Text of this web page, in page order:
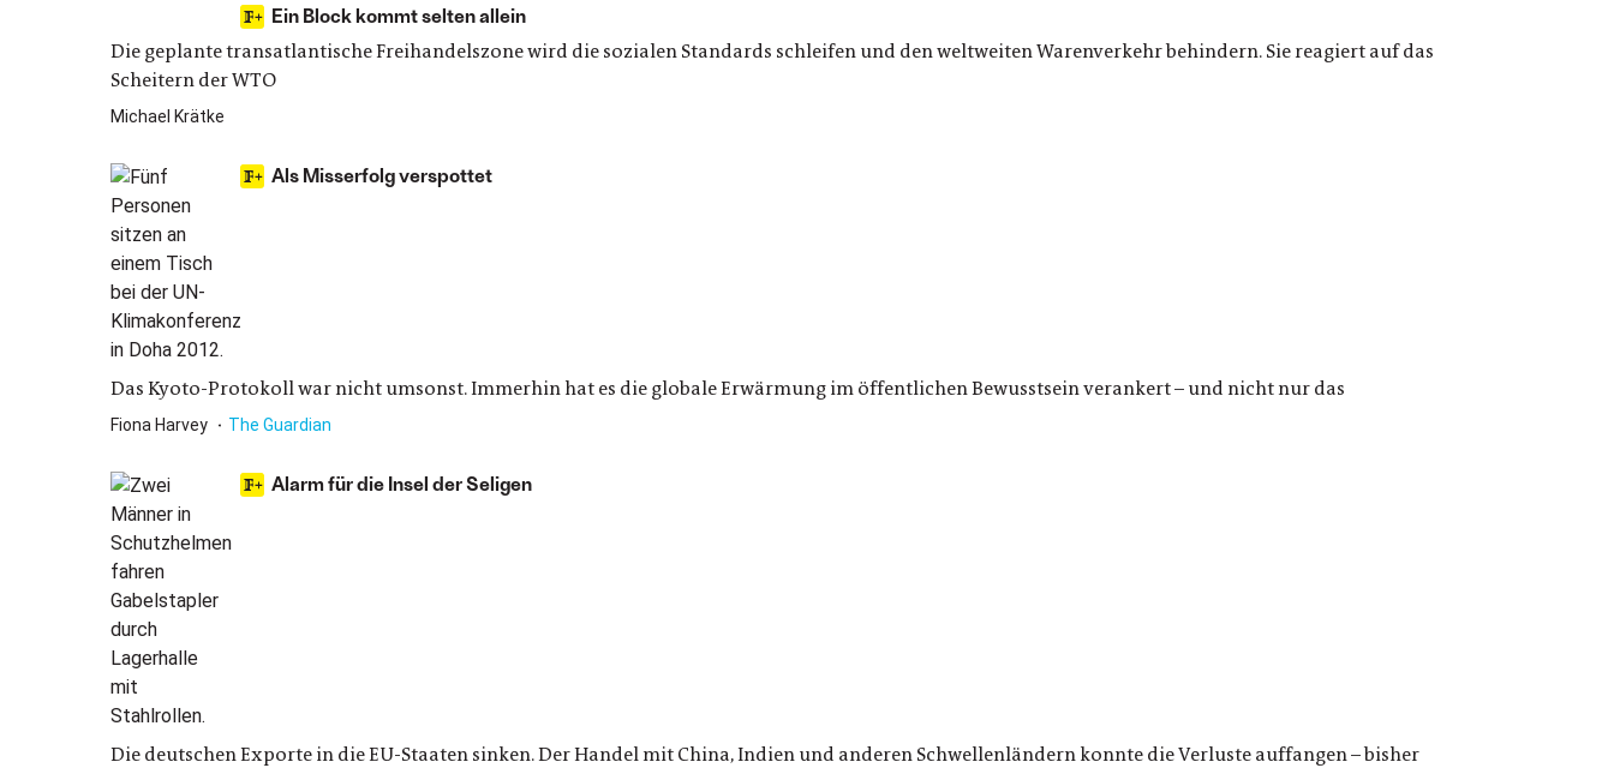
Ein Block kommt selten allein
Die geplante transatlantische Freihandelszone wird die sozialen Standards schleifen und den weltweiten Warenverkehr behindern. Sie reagiert auf das
Scheitern der WTO
Michael Krätke
Als Misserfolg verspottet
Das Kyoto-Protokoll war nicht umsonst. Immerhin hat es die globale Erwärmung im öffentlichen Bewusstsein verankert – und nicht nur das
Fiona Harvey The Guardian
Alarm für die Insel der Seligen
Die deutschen Exporte in die EU-Staaten sinken. Der Handel mit China, Indien und anderen Schwellenländern konnte die Verluste auffangen – bisher